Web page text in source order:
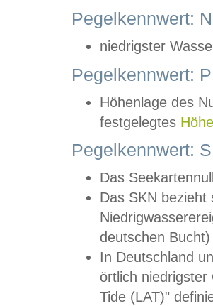
Pegelkennwert:
niedrigster
Pegelkennwert:
Höhenlage des
festgelegtes
Pegelkennwert:
Das
Das SKN
deutschen
In Deutschland
örtlich
Tide (LAT)"